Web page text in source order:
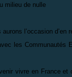
milieu de nulle
l’occasion d’en
les Communautés
vivre en France